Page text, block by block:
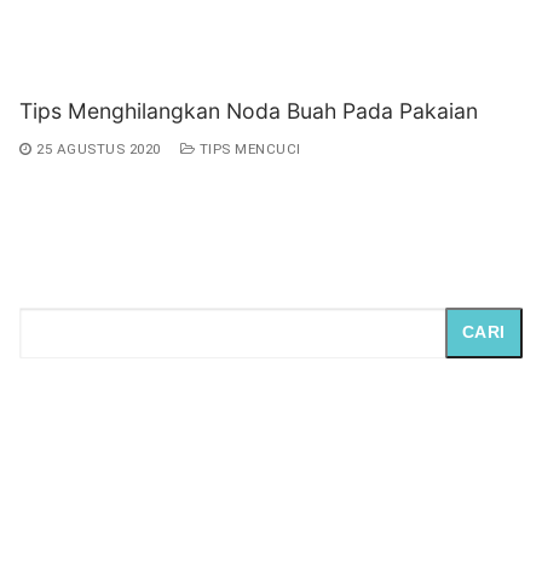
Tips Menghilangkan Noda Buah Pada Pakaian
25 AGUSTUS 2020 TIPS MENCUCI
CARI